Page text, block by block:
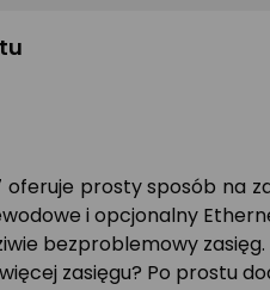
oferuje prosty sposób na
i opcjonalny
bezproblemowy zasięg.
zasięgu? Po prostu